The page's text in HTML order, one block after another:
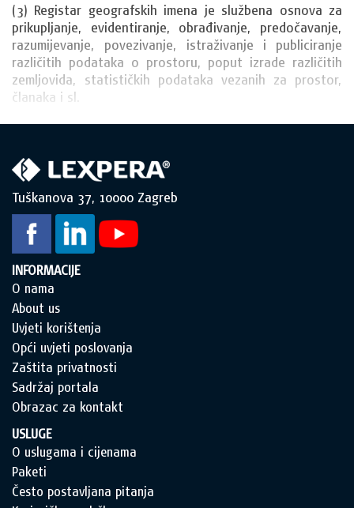
(3) Registar geografskih imena je službena osnova za
prikupljanje, evidentiranje, obrađivanje, predočavanje,
razumijevanje, povezivanje, istraživanje i publiciranje
različitih podataka o prostoru, poput izrade različitih
zemljovida, statističkih podataka vezanih za prostor,
članaka i sl.
Tuškanova 37, 10000 Zagreb
INFORMACIJE
O nama
About us
Uvjeti korištenja
Opći uvjeti poslovanja
Zaštita privatnosti
Sadržaj portala
Obrazac za kontakt
USLUGE
O uslugama i cijenama
Paketi
Često postavljana pitanja